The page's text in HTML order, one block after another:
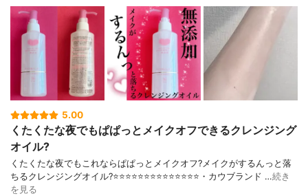
5.00
くたくたな夜でもぱぱっとメイクオフできるクレンジング
オイル?
くたくたな夜でもこれならぱぱっとメイクオフ?メイクがするんっと落
ちるクレンジングオイル?⭐️⭐️⭐️⭐️⭐️⭐️⭐️⭐️⭐️⭐️⭐️⭐️⭐️⭐️・カウブランド …続き
を見る